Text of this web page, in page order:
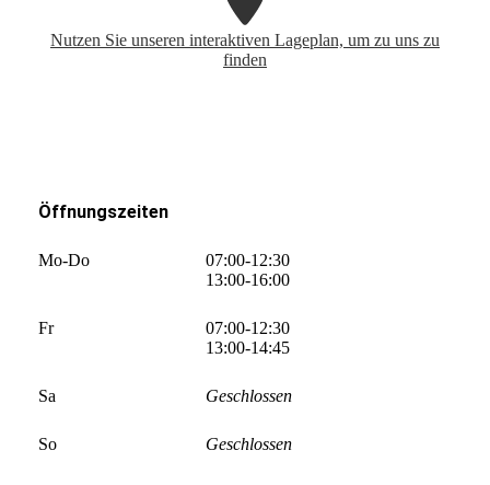
Nutzen Sie unseren interaktiven La­ge­plan, um zu uns zu
finden
Öffnungszeiten
Mo-Do
07:00-12:30
13:00-16:00
Fr
07:00-12:30
13:00-14:45
Sa Geschlossen
So Geschlossen